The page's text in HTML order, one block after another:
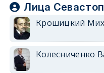
Лица
Крошицкий
Колесниченко